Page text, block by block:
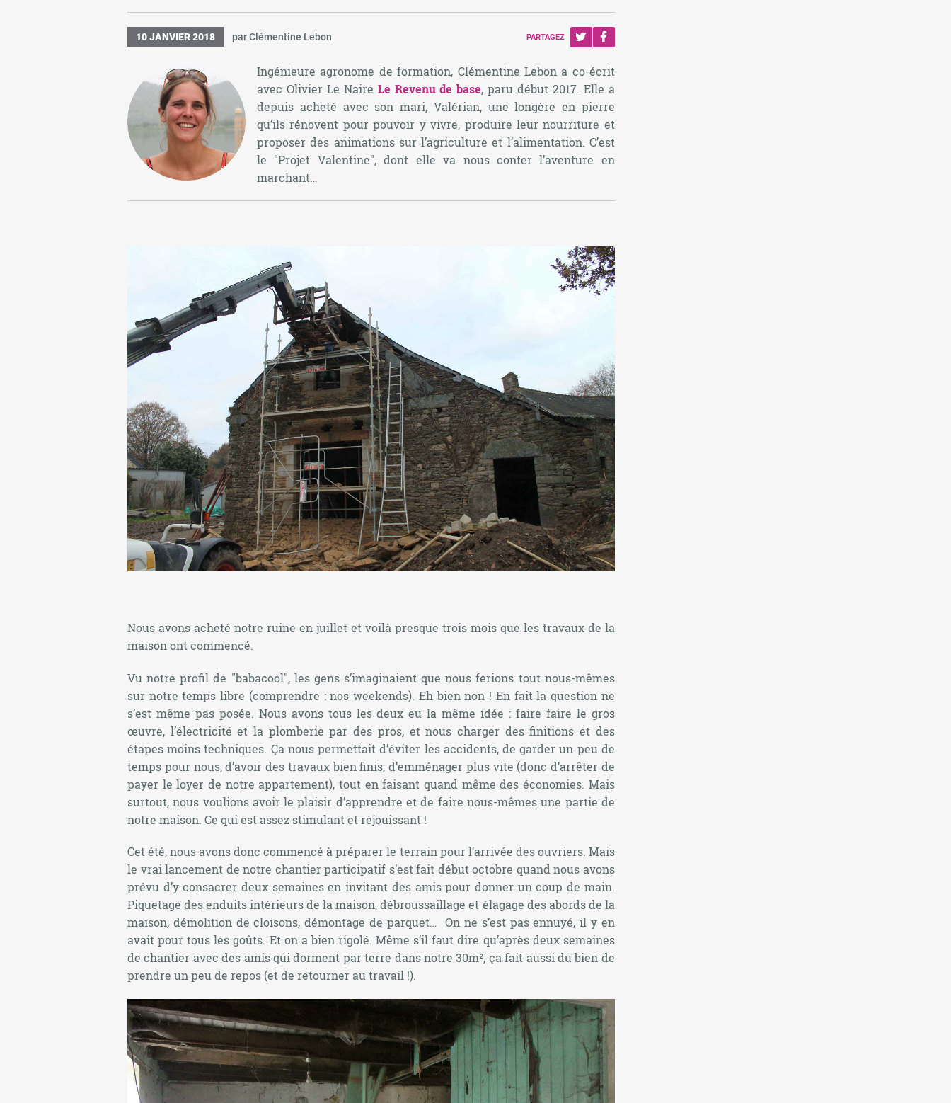
10 JANVIER 2018 par Clémentine Lebon PARTAGEZ
Ingénieure agronome de formation, Clémentine Lebon a co-écrit
avec Olivier Le Naire Le Revenu de base, paru début 2017. Elle a
depuis acheté avec son mari, Valérian, une longère en pierre
qu’ils rénovent pour pouvoir y vivre, produire leur nourriture et
proposer des animations sur l’agriculture et l’alimentation. C’est
le "Projet Valentine", dont elle va nous conter l’aventure en
marchant…
Nous avons acheté notre ruine en juillet et voilà presque trois mois que les travaux de la
maison ont commencé.
Vu notre profil de "babacool", les gens s’imaginaient que nous ferions tout nous-mêmes
sur notre temps libre (comprendre : nos weekends). Eh bien non ! En fait la question ne
s’est même pas posée. Nous avons tous les deux eu la même idée : faire faire le gros
œuvre, l’électricité et la plomberie par des pros, et nous charger des finitions et des
étapes moins techniques. Ça nous permettait d’éviter les accidents, de garder un peu de
temps pour nous, d’avoir des travaux bien finis, d’emménager plus vite (donc d’arrêter de
payer le loyer de notre appartement), tout en faisant quand même des économies. Mais
surtout, nous voulions avoir le plaisir d’apprendre et de faire nous-mêmes une partie de
notre maison. Ce qui est assez stimulant et réjouissant !
Cet été, nous avons donc commencé à préparer le terrain pour l’arrivée des ouvriers. Mais
le vrai lancement de notre chantier participatif s’est fait début octobre quand nous avons
prévu d’y consacrer deux semaines en invitant des amis pour donner un coup de main.
Piquetage des enduits intérieurs de la maison, débroussaillage et élagage des abords de la
maison, démolition de cloisons, démontage de parquet… On ne s’est pas ennuyé, il y en
avait pour tous les goûts. Et on a bien rigolé. Même s’il faut dire qu’après deux semaines
de chantier avec des amis qui dorment par terre dans notre 30m², ça fait aussi du bien de
prendre un peu de repos (et de retourner au travail !).